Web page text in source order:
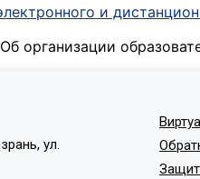
и
организации
ул.